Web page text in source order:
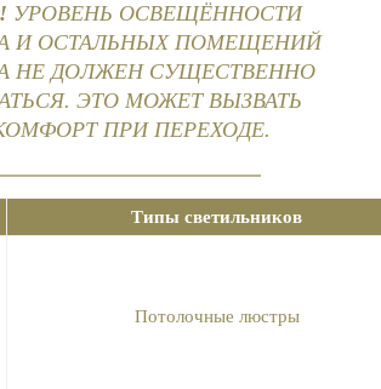
УРОВЕНЬ ОСВЕЩЁННОСТИ
И ОСТАЛЬНЫХ ПОМЕЩЕНИЙ
НЕ ДОЛЖЕН СУЩЕСТВЕННО
ЭТО МОЖЕТ ВЫЗВАТЬ
ПРИ ПЕРЕХОДЕ.
Типы светильников
Потолочные люстры